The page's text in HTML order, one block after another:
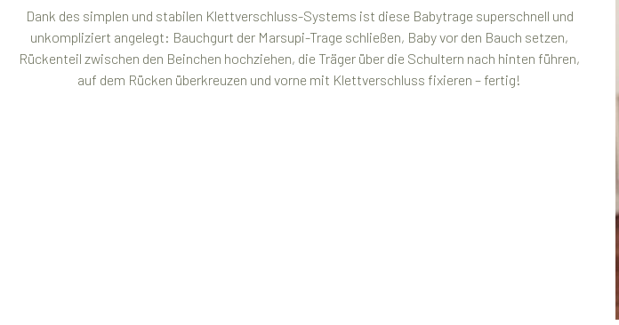
Dank des simplen und stabilen Klettverschluss-Systems ist diese Babytrage superschnell und
unkompliziert angelegt: Bauchgurt der Marsupi-Trage schließen, Baby vor den Bauch setzen,
Rückenteil zwischen den Beinchen hochziehen, die Träger über die Schultern nach hinten führen,
auf dem Rücken überkreuzen und vorne mit Klettverschluss fixieren – fertig!